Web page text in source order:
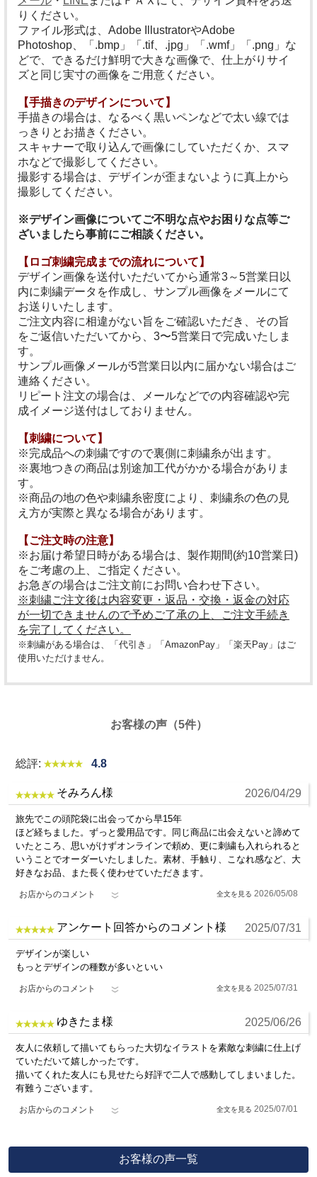
りください。
ファイル形式は、Adobe IllustratorやAdobe
Photoshop、「.bmp」「.tif、.jpg」「.wmf」「.png」な
どで、できるだけ鮮明で大きな画像で、仕上がりサイ
ズと同じ実寸の画像をご用意ください。
【手描きのデザインについて】
手描きの場合は、なるべく黒いペンなどで太い線では
っきりとお描きください。
スキャナーで取り込んで画像にしていただくか、スマ
ホなどで撮影してください。
撮影する場合は、デザインが歪まないように真上から
撮影してください。
※デザイン画像についてご不明な点やお困りな点等ご
ざいましたら事前にご相談ください。
【ロゴ刺繍完成までの流れについて】
デザイン画像を送付いただいてから通常3～5営業日以
内に刺繍データを作成し、サンプル画像をメールにて
お送りいたします。
ご注文内容に相違がない旨をご確認いただき、その旨
をご返信いただいてから、3〜5営業日で完成いたしま
す。
サンプル画像メールが5営業日以内に届かない場合はご
連絡ください。
リピート注文の場合は、メールなどでの内容確認や完
成イメージ送付はしておりません。
【刺繍について】
※完成品への刺繍ですので裏側に刺繍糸が出ます。
※裏地つきの商品は別途加工代がかかる場合がありま
す。
※商品の地の色や刺繍糸密度により、刺繍糸の色の見
え方が実際と異なる場合があります。
【ご注文時の注意】
※お届け希望日時がある場合は、製作期間(約10営業日)
をご考慮の上、ご指定ください。
お急ぎの場合はご注文前にお問い合わせ下さい。
※刺繍ご注文後は内容変更・返品・交換・返金の対応
が一切できませんので予めご了承の上、ご注文手続き
を完了してください。
※刺繍がある場合は、「代引き」「AmazonPay」「楽天Pay」はご
使用いただけません。
お客様の声（5件）
総評: 4.8
そみろん様 2026/04/29
旅先でこの頭陀袋に出会ってから早15年
ほど経ちました。ずっと愛用品です。同じ商品に出会えないと諦めて
いたところ、思いがけずオンラインで頼め、更に刺繍も入れられると
いうことでオーダーいたしました。素材、手触り、こなれ感など、大
好きなお品、また長く使わせていただきます。
お店からのコメント 2026/05/08
アンケート回答からのコメント様 2025/07/31
デザインが楽しい
もっとデザインの種数が多いといい
お店からのコメント 2025/07/31
ゆきたま様 2025/06/26
友人に依頼して描いてもらった大切なイラストを素敵な刺繍に仕上げ
ていただいて嬉しかったです。
描いてくれた友人にも見せたら好評で二人で感動してしまいました。
有難うございます。
お店からのコメント 2025/07/01
お客様の声一覧